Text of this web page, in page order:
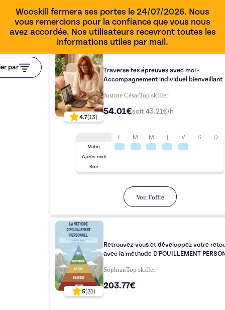
Wooskill fermera ses portes le 24/07/2026. Nous
vous remercions pour la confiance que vous nous
avez accordée. Nos utilisateurs recevront toutes les
informations utiles par mail.
par
4.7(13)
Traverse tes épreuves avec moi -
Accompagnement individuel bienveillant
Justine CésarTop skiller
54.01€soit 43.21€/h
L M M J V S D
Matin
Après-midi
Soir
Voir l'offre
5(31)
Retrouvez-vous et développez votre
avec la méthode D'POUILLEMENT
SophianTop skiller
203.77€